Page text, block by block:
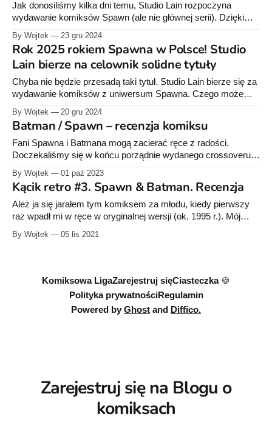
Jak donosiliśmy kilka dni temu, Studio Lain rozpoczyna
wydawanie komiksów Spawn (ale nie głównej serii). Dzięki
uprzejmości wydawnictwa, możemy się z Wami podzielić
przykładowymi planszami zapowiadanych komiksów. Jako
uzupełnienie poprzedniego wpisu dodam jeszcze, że Studio
Lain planuje wydać ponadto, run Kurdynskiego oraz "Spawny"
Alana Moora. Gunslinger King Spawn
By Wojtek 23 gru 2024
Rok 2025 rokiem Spawna w Polsce! Studio
Lain bierze na celownik solidne tytuły
Chyba nie będzie przesadą taki tytuł. Studio Lain bierze się za
wydawanie komiksów z uniwersum Spawna. Czego możemy
się spodziewać? To informacje nieoficjalne, ale pozyskane ze
źródeł zbliżonych do wydawnictwa. Jeśli wszystko pójdzie
zgodnie z planem, w przyszłym roku ukażą się: * Hellspawn
Ashleya Wooda, * Spawn The Dark Ages, * Spawn
Gunslinger,
By Wojtek 20 gru 2024
Batman / Spawn – recenzja komiksu
Fani Spawna i Batmana mogą zacierać ręce z radości.
Doczekaliśmy się w końcu porządnie wydanego crossoveru
zawierającego trzy historie z dwóch różnych uniwersów – DC
i Image. Pod względem graficznym mamy tu prawdziwą ucztę
dla oczu. Opowieści ilustrują bowiem takie tuzy jak m.in. Todd
McFarlane czy Greg Capullo. Nieco gorzej
By Wojtek 01 paź 2023
Kącik retro #3. Spawn & Batman. Recenzja
Ależ ja się jarałem tym komiksem za młodu, kiedy pierwszy
raz wpadł mi w ręce w oryginalnej wersji (ok. 1995 r.). Mój
angielski - jak to u nastolatków żyjących w latach 90-tych
bywało - był raczej podstawowy. Całą uwagę skupiałem więc
By Wojtek 05 lis 2021
Komiksowa LigaZarejestruj sięCiasteczka 🍪
Polityka prywatnościRegulamin
Powered by Ghost and Diffico.
Zarejestruj się na Blogu o
komiksach